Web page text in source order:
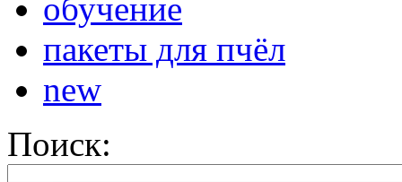
обучение
пакеты для пчёл
new
Поиск: